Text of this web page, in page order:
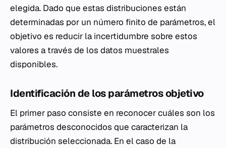
elegida. Dado que estas distribuciones están
determinadas por un número finito de parámetros, el
objetivo es reducir la incertidumbre sobre estos
valores a través de los datos muestrales
disponibles.
Identificación de los parámetros objetivo
El primer paso consiste en reconocer cuáles son los
parámetros desconocidos que caracterizan la
distribución seleccionada. En el caso de la